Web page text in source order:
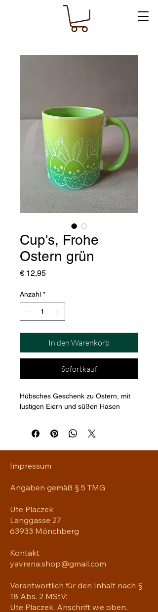
Cup's, Frohe
Ostern grün
€ 12,95Preis
Anzahl *
In den Warenkorb
Sofortkauf
Hübsches Geschenk zu Ostern, mit
lustigen Eiern und süßen Hasen
Impressum
Angaben gemäß § 5 TMG
Ute Placzek
Langgasse 27
63933 Mönchberg
Kontakt
yavrena.shop@gmail.com
Verantwortlich für den Inhalt nach §
18 Abs. 2 MStV:
Ute Placzek, Anschrift wie oben.